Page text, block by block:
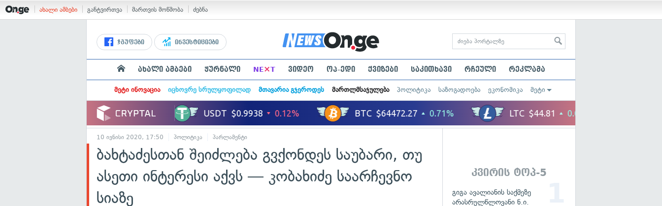
ახალი ამბები განტვირთვა მართვის მოწმობა ძებნა
ჯგუფები ინვესტიციები
ახალი ამბები ჟურნალი NE×T ვიდეო ოპ-ედი ქვიზები საკითხავი რჩეული რეკლამა
მეტი ინოვაცია იცხოვრე სრულყოფილად მთავარია გჯეროდეს მართლმსაჯულება პოლიტიკა საზოგადოება ეკონომიკა მეტი
10 ივნისი 2020, 17:50 პოლიტიკა პარლამენტი
ბახტაძესთან შეიძლება გვქონდეს საუბარი, თუ
ასეთი ინტერესი აქვს — კობახიძე საარჩევნო
სიაზე
კვირის ტოპ-5
გიგა ავალიანის საქმეზე
არასრულწლოვანი ნ.ი.